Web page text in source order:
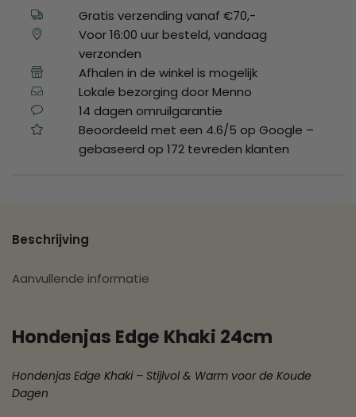
Gratis verzending vanaf €70,-
Voor 16:00 uur besteld, vandaag
verzonden
Afhalen in de winkel is mogelijk
Lokale bezorging door Menno
14 dagen omruilgarantie
Beoordeeld met een 4.6/5 op Google –
gebaseerd op 172 tevreden klanten
Beschrijving
Aanvullende informatie
Hondenjas Edge Khaki 24cm
Hondenjas Edge Khaki – Stijlvol & Warm voor de Koude
Dagen